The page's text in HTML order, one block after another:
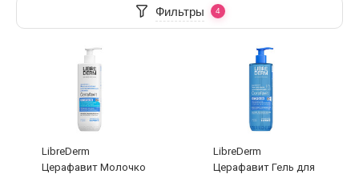
Фильтры
LibreDerm
Церафавит Молочко
LibreDerm
Церафавит Гель для